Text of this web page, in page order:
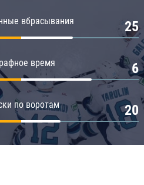
вбрасывания 25
время 6
по воротам 20